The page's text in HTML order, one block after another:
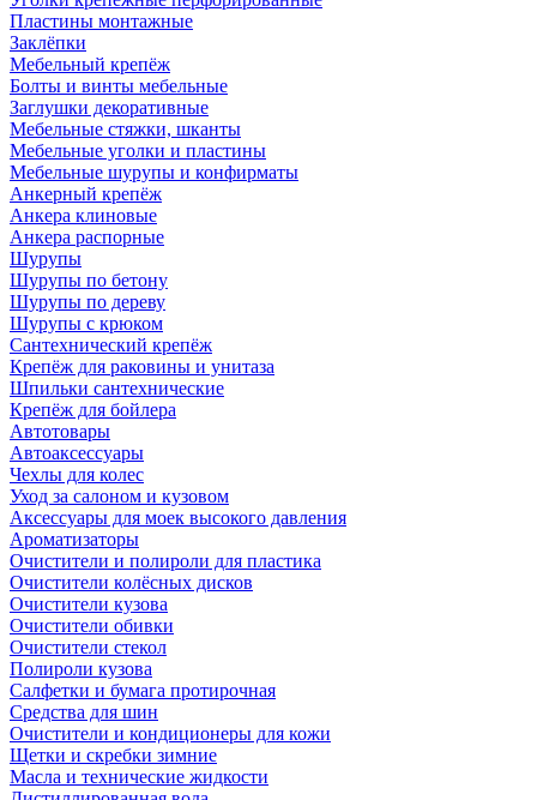
Пластины монтажные
Заклёпки
Мебельный крепёж
Болты и винты мебельные
Заглушки декоративные
Мебельные стяжки, шканты
Мебельные уголки и пластины
Мебельные шурупы и конфирматы
Анкерный крепёж
Анкера клиновые
Анкера распорные
Шурупы
Шурупы по бетону
Шурупы по дереву
Шурупы с крюком
Сантехнический крепёж
Крепёж для раковины и унитаза
Шпильки сантехнические
Крепёж для бойлера
Автотовары
Автоаксессуары
Чехлы для колес
Уход за салоном и кузовом
Аксессуары для моек высокого давления
Ароматизаторы
Очистители и полироли для пластика
Очистители колёсных дисков
Очистители кузова
Очистители обивки
Очистители стекол
Полироли кузова
Салфетки и бумага протирочная
Средства для шин
Очистители и кондиционеры для кожи
Щетки и скребки зимние
Масла и технические жидкости